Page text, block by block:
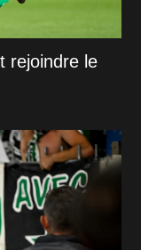
rejoindre le